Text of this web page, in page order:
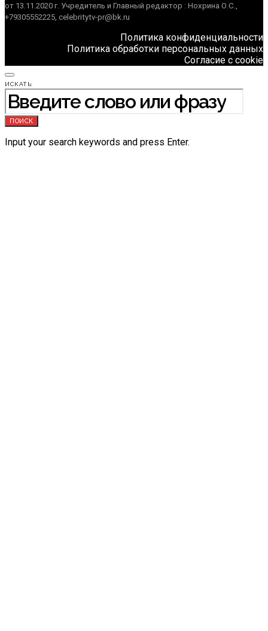
от 13.11.2020 г. Учредитель и Главный редактор : Нохрина О.С.,
+79305552225, celebritytv-pr@bk.ru
Политика конфиденциальности
Политика обработки персональных данных
Согласие с cookie
ИСКАТЬ:
ПОИСК
Input your search keywords and press Enter.